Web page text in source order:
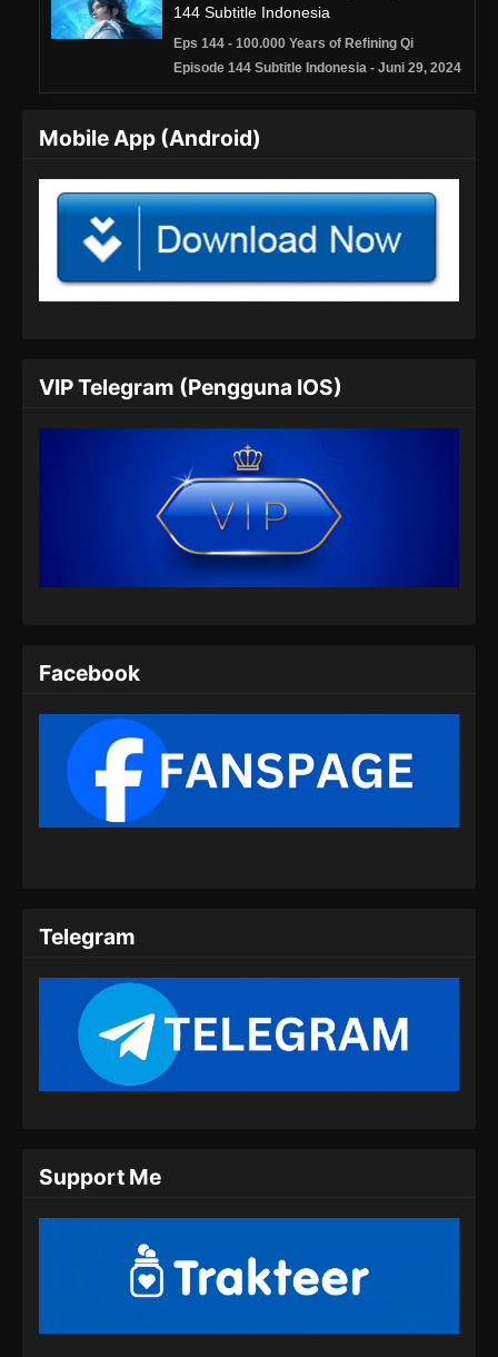
144 Subtitle Indonesia
Eps 144 - 100.000 Years of Refining Qi
Episode 144 Subtitle Indonesia - Juni 29, 2024
145 Subtitle Indonesia
Episode 145 Subtitle Indonesia - Juli 2, 2024
100.000 Years of Refining Qi Episode
Eps 146 - 100.000 Years of Refining Qi
100.000 Years of Refining Qi Episode
147 Subtitle Indonesia
Eps 147 - 100.000 Years of Refining Qi
Episode 147 Subtitle Indonesia - Juli 9, 2024
100.000 Years of Refining Qi Episode
148 Subtitle Indonesia
Eps 148 - 100.000 Years of Refining Qi
Episode 148 Subtitle Indonesia - Juli 13, 2024
Episode 149 Subtitle Indonesia - Juli 16, 2024
100.000 Years of Refining Qi Episode
150 Subtitle Indonesia
100.000 Years of Refining Qi Episode
152 Subtitle Indonesia
100.000 Years of Refining Qi Episode
Eps 154 - 100.000 Years of Refining Qi
Mobile App (Android)
VIP Telegram (Pengguna IOS)
Facebook
Telegram
Support Me